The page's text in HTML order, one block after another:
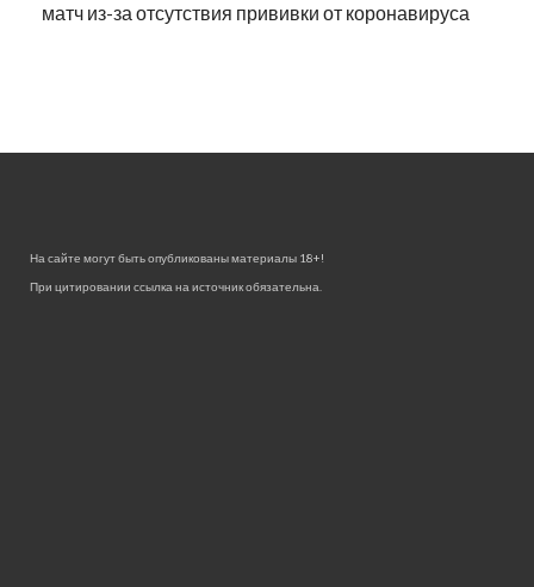
матч из-за отсутствия прививки от коронавируса
На сайте могут быть опубликованы материалы 18+!
При цитировании ссылка на источник обязательна.